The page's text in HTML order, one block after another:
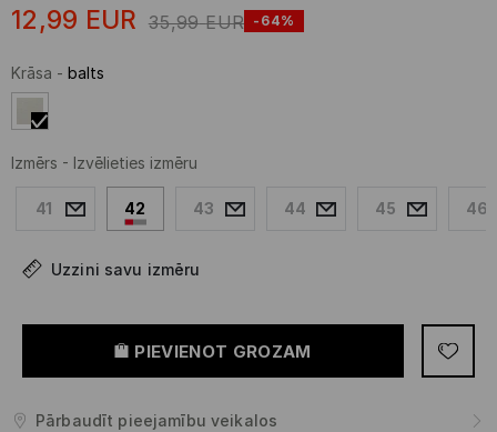
12,99 EUR 35,99 EUR -64%
Krāsa - balts
Izmērs - Izvēlieties izmēru
41 42 43 44 45 46
Uzzini savu izmēru
PIEVIENOT GROZAM
Pārbaudīt pieejamību veikalos